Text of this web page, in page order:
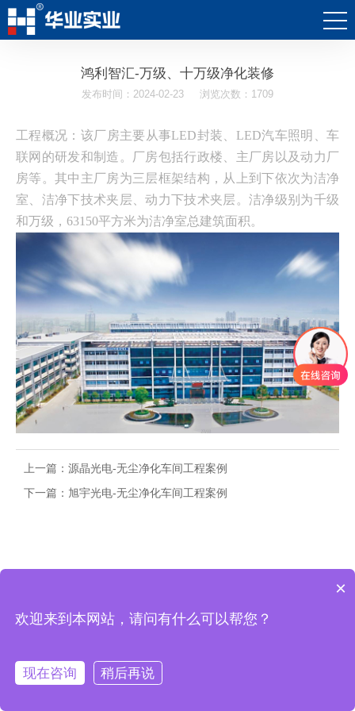
鸿利智汇-万级、十万级净化装修
发布时间：2024-02-23 浏览次数：1709
工程概况：该厂房主要从事LED封装、LED汽车照明、车
联网的研发和制造。厂房包括行政楼、主厂房以及动力厂
房等。其中主厂房为三层框架结构，从上到下依次为洁净
室、洁净下技术夹层、动力下技术夹层。洁净级别为千级
和万级，63150平方米为洁净室总建筑面积。
上一篇： 源晶光电-无尘净化车间工程案例
下一篇： 旭宇光电-无尘净化车间工程案例
 
×
欢迎来到本网站，请问有什么可以帮您？
现在咨询 稍后再说